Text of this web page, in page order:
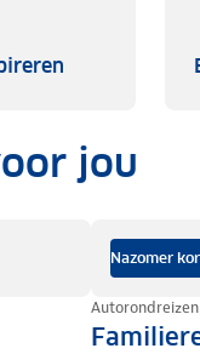
Laat je
jou
Nazomer